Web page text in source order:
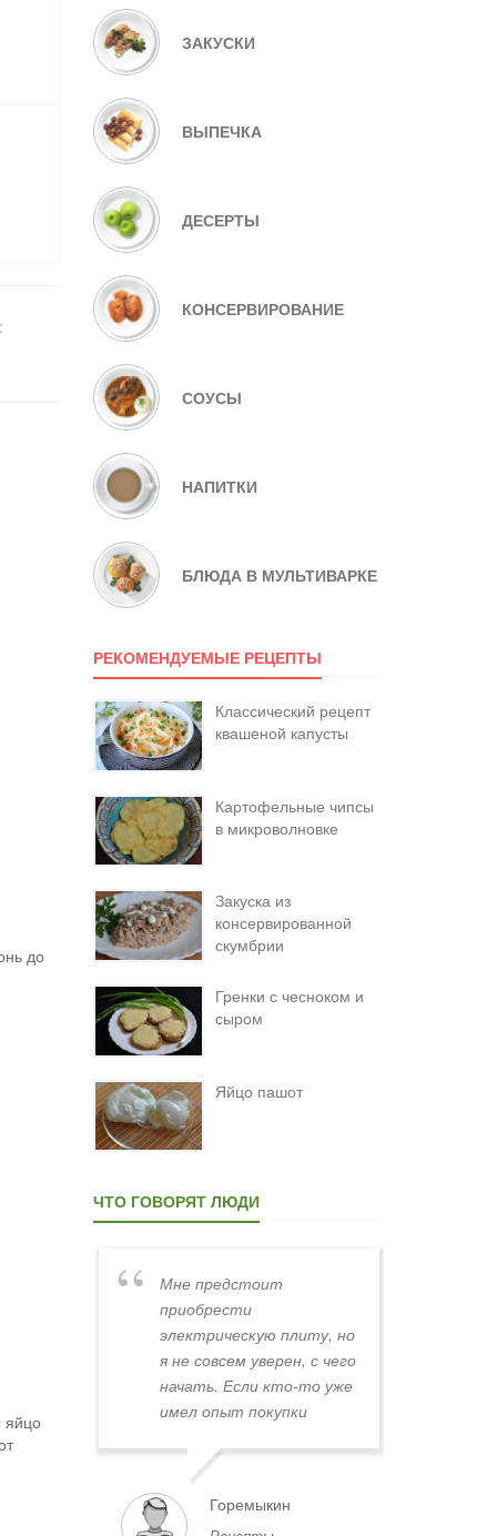
до
яйцо
ЗАКУСКИ
ВЫПЕЧКА
ДЕСЕРТЫ
КОНСЕРВИРОВАНИЕ
СОУСЫ
НАПИТКИ
БЛЮДА В МУЛЬТИВАРКЕ
РЕКОМЕНДУЕМЫЕ РЕЦЕПТЫ
Классический рецепт
квашеной капусты
Картофельные чипсы
в микроволновке
Закуска из
консервированной
скумбрии
Гренки с чесноком и
сыром
Яйцо пашот
ЧТО ГОВОРЯТ ЛЮДИ
Мне предстоит
электрическую плиту, но
я не совсем уверен, с чего
начать. Если кто-то уже
имел опыт покупки
плиты в Минске,
поделитесь, пожалуйста,
советами. Где лучше
всего искать плиты по
Горемыкин
хинкалий" не